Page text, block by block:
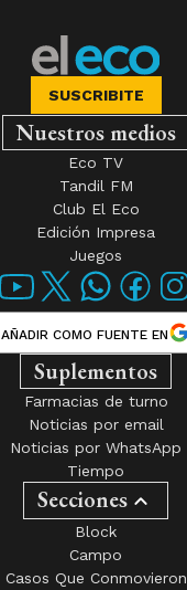
SUSCRIBITE
Nuestros medios
Eco TV
Tandil FM
Club El Eco
Edición Impresa
Juegos
AÑADIR COMO FUENTE EN
Suplementos
Farmacias de turno
Noticias por email
Noticias por WhatsApp
Tiempo
Secciones
Block
Campo
Casos Que Conmovieron